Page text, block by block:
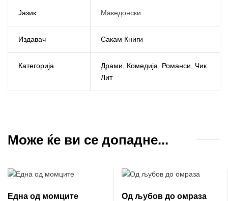
Јазик Македонски
Издавач Сакам Книги
Категорија Драми Комедија Романси
Чик
Лит
Може ќе ви се допадне...
Една од момците Од љубов до омраза